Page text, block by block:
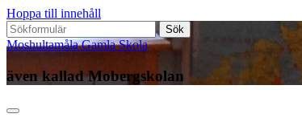
Hoppa till innehåll
Sök
efter:
Moshultamåla Gamla Skola
även kallad Mobergskolan